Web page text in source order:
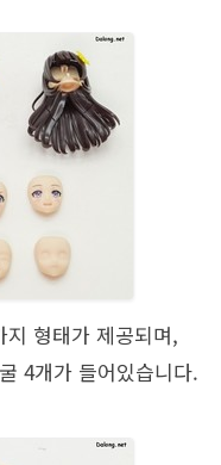
형태가 제공되며,
4개가 들어있습니다.